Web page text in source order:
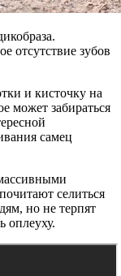
отсутствие зубов
и кисточку на
может забираться
самец
селиться
но не терпят
оплеуху.